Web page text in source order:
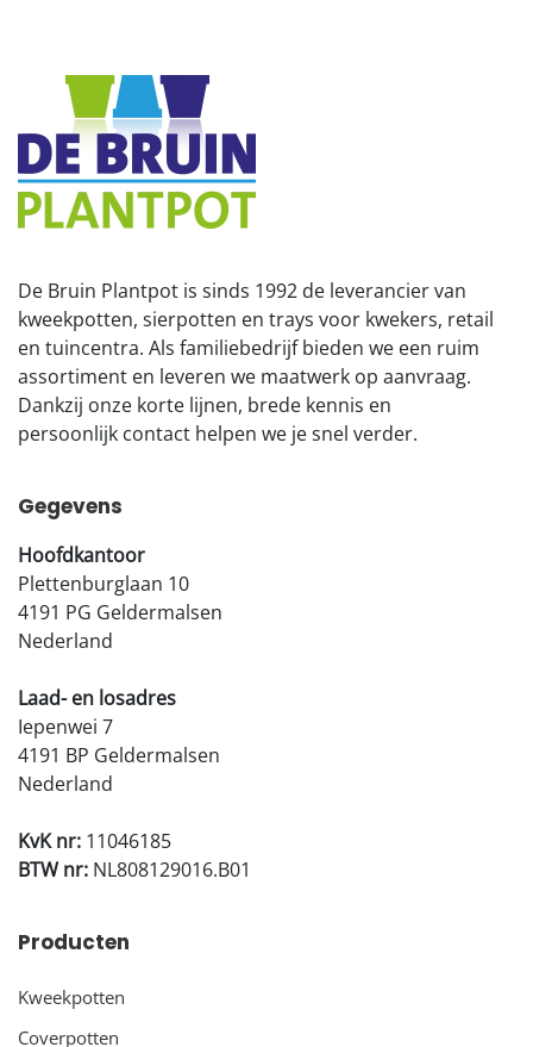
De Bruin Plantpot is sinds 1992 de leverancier van
kweekpotten, sierpotten en trays voor kwekers, retail
en tuincentra. Als familiebedrijf bieden we een ruim
assortiment en leveren we maatwerk op aanvraag.
Dankzij onze korte lijnen, brede kennis en
persoonlijk contact helpen we je snel verder.
Gegevens
Hoofdkantoor
Plettenburglaan 10
4191 PG Geldermalsen
Nederland
Laad- en losadres
Iepenwei 7
4191 BP Geldermalsen
Nederland
KvK nr: 11046185
BTW nr: NL808129016.B01
Producten
Kweekpotten
Coverpotten